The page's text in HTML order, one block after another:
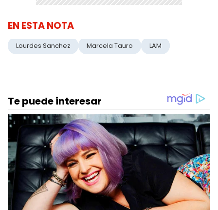
EN ESTA NOTA
Lourdes Sanchez Marcela Tauro LAM